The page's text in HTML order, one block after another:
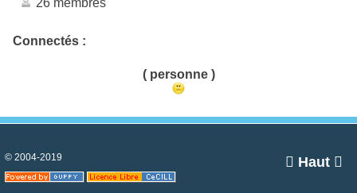
Connectés :
( personne )
 Haut 
© 2004-2019